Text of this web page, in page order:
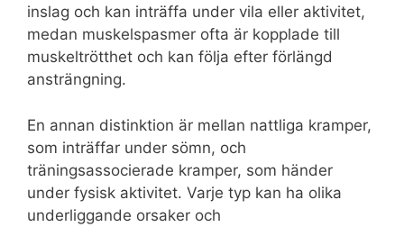
inslag och kan inträffa under vila eller aktivitet,
medan muskelspasmer ofta är kopplade till
muskeltrötthet och kan följa efter förlängd
ansträngning.
En annan distinktion är mellan nattliga kramper,
som inträffar under sömn, och
träningsassocierade kramper, som händer
under fysisk aktivitet. Varje typ kan ha olika
underliggande orsaker och